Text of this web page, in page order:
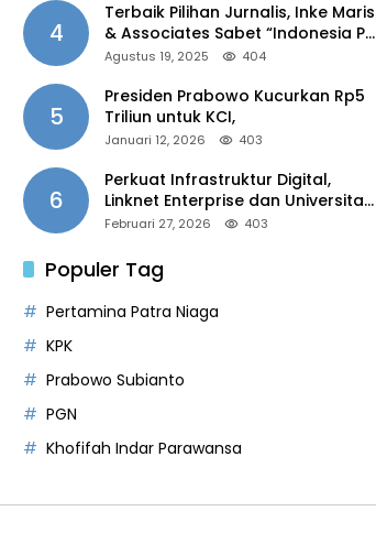
4
Terbaik Pilihan Jurnalis, Inke Maris
& Associates Sabet “Indonesia PR
of the Year 2025”
Agustus 19, 2025 404
5
Presiden Prabowo Kucurkan Rp5
Triliun untuk KCI,
Januari 12, 2026 403
6
Perkuat Infrastruktur Digital,
Linknet Enterprise dan Universitas
Jember Jalin Kolaborasi Smart
Februari 27, 2026 403
Populer Tag
Pertamina Patra Niaga
KPK
Prabowo Subianto
PGN
Khofifah Indar Parawansa